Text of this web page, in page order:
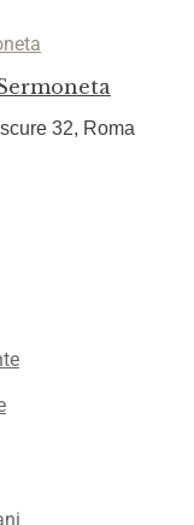
32, Roma